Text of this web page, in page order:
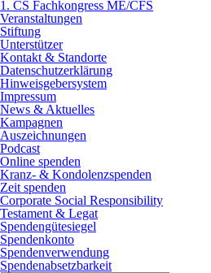
1. CS Fachkongress ME/CFS
Veranstaltungen
Stiftung
Unterstützer
Kontakt & Standorte
Datenschutzerklärung
Hinweisgebersystem
Impressum
News & Aktuelles
Kampagnen
Auszeichnungen
Podcast
Online spenden
Kranz- & Kondolenzspenden
Zeit spenden
Corporate Social Responsibility
Testament & Legat
Spendengütesiegel
Spendenkonto
Spendenverwendung
Spendenabsetzbarkeit